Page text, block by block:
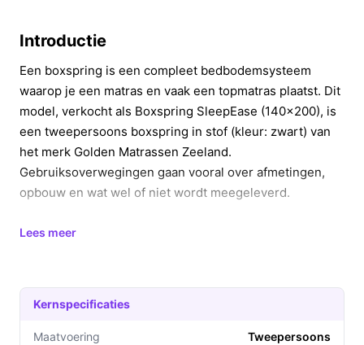
Introductie
Een boxspring is een compleet bedbodemsysteem
waarop je een matras en vaak een topmatras plaatst. Dit
model, verkocht als Boxspring SleepEase (140x200), is
een tweepersoons boxspring in stof (kleur: zwart) van
het merk Golden Matrassen Zeeland.
Gebruiksoverwegingen gaan vooral over afmetingen,
opbouw en wat wel of niet wordt meegeleverd.
In 20 seconden beslissen
standaard hoogte van 36 cm en een maximaal
belastbaar gewicht tot 350 kg.
Niet kopen als:
je per se een verstelbaar hoofdeind
Lees meer
Kernspecificaties
Maatvoering Tweepersoons